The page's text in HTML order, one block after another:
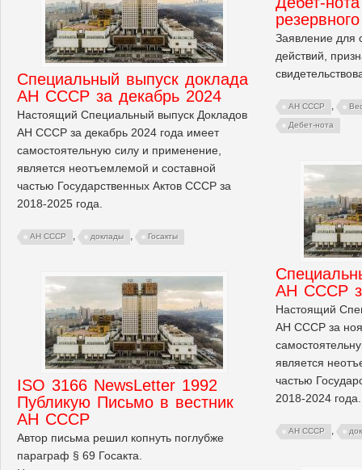
Cпециальный выпуск доклада
АН СССР за декабрь 2024
Настоящий Специальный выпуск Докладов
АН СССР за декабрь 2024 года имеет
самостоятельную силу и применение,
является неотъемлемой и составной
частью Государственных Актов СССР за
2018-2025 года.
АН СССР , доклады , Госакты
Заявление для
действий,
АН СССР ,
Дебет-нота
АН СССР
Настоящий
АН СССР за
является
частью
2018-2024 года.
АН СССР ,
ISO 3166 NewsLetter 1992
Публикую Письмо в вестник
АН СССР
Автор письма решил копнуть поглубже
параграф § 69 Госакта.